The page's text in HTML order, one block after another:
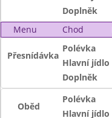
Doplněk
Menu
Chod
Přesnídávka
Polévka
Hlavní jídlo
Doplněk
Oběd
Polévka
Hlavní jídlo